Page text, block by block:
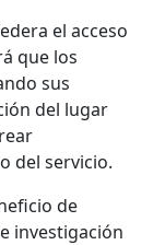
el acceso
que los
sus
del lugar
del servicio.
de
investigación